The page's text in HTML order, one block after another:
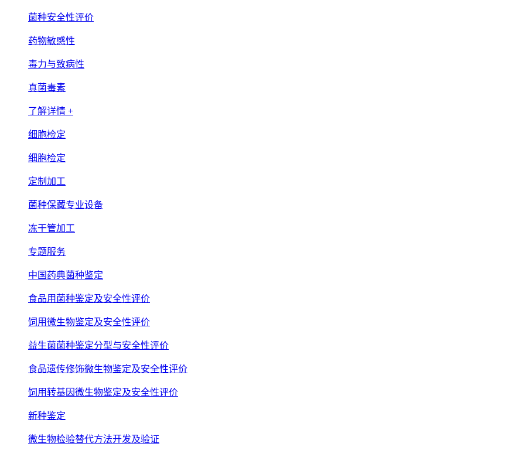
菌种安全性评价
药物敏感性
毒力与致病性
真菌毒素
了解详情 +
细胞检定
细胞检定
定制加工
菌种保藏专业设备
冻干管加工
专题服务
中国药典菌种鉴定
食品用菌种鉴定及安全性评价
饲用微生物鉴定及安全性评价
益生菌菌种鉴定分型与安全性评价
食品遗传修饰微生物鉴定及安全性评价
饲用转基因微生物鉴定及安全性评价
新种鉴定
微生物检验替代方法开发及验证